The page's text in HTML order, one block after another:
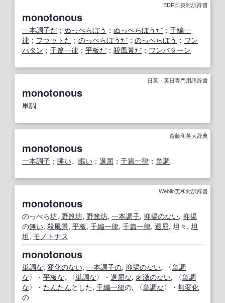
EDR日英対訳辞書
monotonous
一本調子だ ； ぬっぺらぼう ； ぬっぺらぼうだ ； 千編一
律 ； フラットだ ； のっぺらぼうだ ； のっぺらぼう ； ワン
パタン ； 千篇一律 ； 平板だ ； 殺風景だ ； ワンパターン
日英・英日専門用語辞書
monotonous
単調
斎藤和英大辞典
monotonous
一本調子 ； 睡い、 眠い ； 退屈 ； 千篇一律 ； 単調
Weblio英和対訳辞書
monotonous
のっぺら坊, 野箆坊, 野篦坊, 一本調子, 抑揚のない, 抑揚
の無い, 殺風景, 平板, 千編一律, 千篇一律, 退屈, 坦々, 坦
坦, モノトナス
monotonous
単調な, 変化のない, 一本調子の, 抑揚のない, 〈単調
な〉・ 平板な, 〈単調な〉・ 退屈な, 刺激のない, 〈単調
な〉・ たんたんとした, 千編一律の, 〈単調な〉・ 無変化
の